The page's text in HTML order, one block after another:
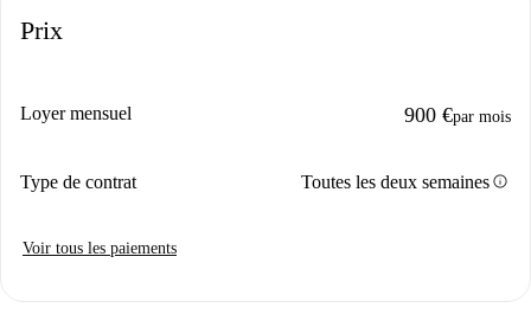
Prix
Loyer mensuel 900 €par mois
Type de contrat Toutes les deux semainesinfo
Voir tous les paiements